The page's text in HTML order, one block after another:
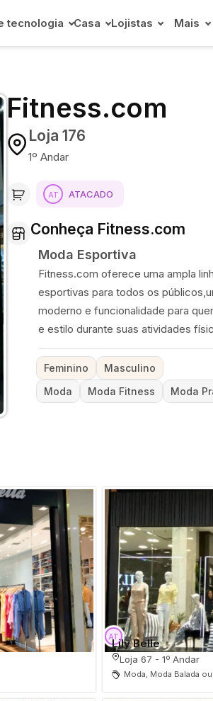
tecnologia Casa Lojistas Mais
Fitness.com
Loja 176
1º Andar
ATACADO
Conheça Fitness.com
Moda Esportiva
Fitness.com oferece uma ampla
esportivas para todos os
moderno e funcionalidade para
e estilo durante suas atividades
Feminino
Masculino
Moda
Moda Fitness Moda
Lily Belle
Loja 67 - 1º Andar
Moda, Moda Balada